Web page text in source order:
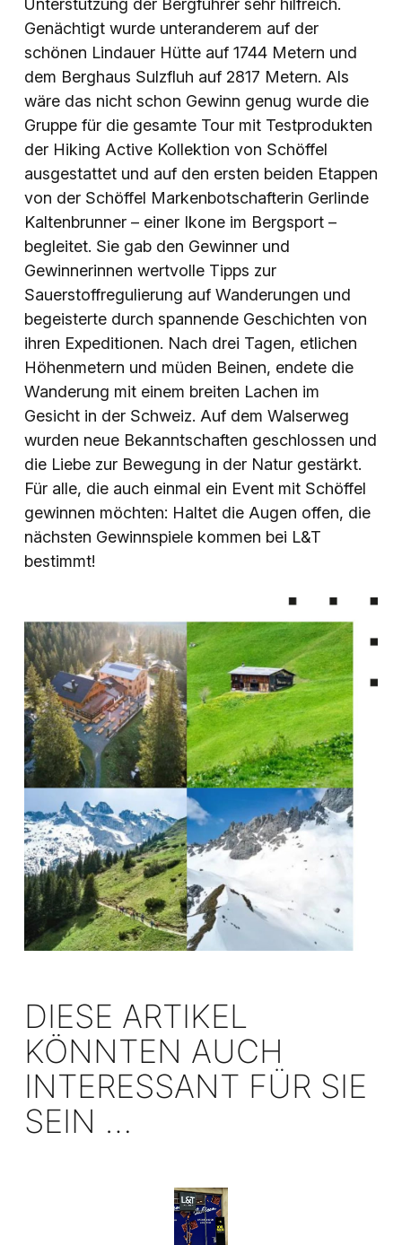
Unterstützung der Bergführer sehr hilfreich.
Genächtigt wurde unteranderem auf der
schönen Lindauer Hütte auf 1744 Metern und
dem Berghaus Sulzfluh auf 2817 Metern. Als
wäre das nicht schon Gewinn genug wurde die
Gruppe für die gesamte Tour mit Testprodukten
der Hiking Active Kollektion von Schöffel
ausgestattet und auf den ersten beiden Etappen
von der Schöffel Markenbotschafterin Gerlinde
Kaltenbrunner – einer Ikone im Bergsport –
begleitet. Sie gab den Gewinner und
Gewinnerinnen wertvolle Tipps zur
Sauerstoffregulierung auf Wanderungen und
begeisterte durch spannende Geschichten von
ihren Expeditionen. Nach drei Tagen, etlichen
Höhenmetern und müden Beinen, endete die
Wanderung mit einem breiten Lachen im
Gesicht in der Schweiz. Auf dem Walserweg
wurden neue Bekanntschaften geschlossen und
die Liebe zur Bewegung in der Natur gestärkt.
Für alle, die auch einmal ein Event mit Schöffel
gewinnen möchten: Haltet die Augen offen, die
nächsten Gewinnspiele kommen bei L&T
bestimmt!
DIESE ARTIKEL
KÖNNTEN AUCH
INTERESSANT FÜR SIE
SEIN …